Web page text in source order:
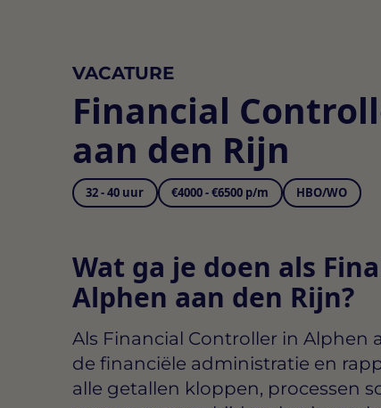
VACATURE
Financial
aan den Rijn
32 - 40 uur €4000 - €6500 p/m HBO/WO
Wat ga je doen als
Alphen aan den Rijn?
Als Financial Controller in Alphen
de financiële administratie en
alle getallen kloppen, processen